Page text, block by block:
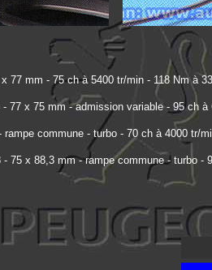
77 mm - 75 ch à 5400 tr/min - 118 Nm à
- 77 x 75 mm - admission variable - 95 ch
rampe commune - turbo - 70 ch à 4000 tr/
- 75 x 88,3 mm - rampe commune - turbo